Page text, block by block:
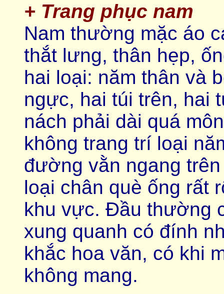
+ Trang phục nam
Nam thường mặc áo
thắt lưng, thân hẹp,
hai loại: năm thân và
ngực, hai túi trên, hai
nách phải dài quá
không trang trí loại
đường vằn ngang
loại chân què ống rất
khu vực. Đầu thường
xung quanh có đính
khắc hoa văn, có khi
không mang.